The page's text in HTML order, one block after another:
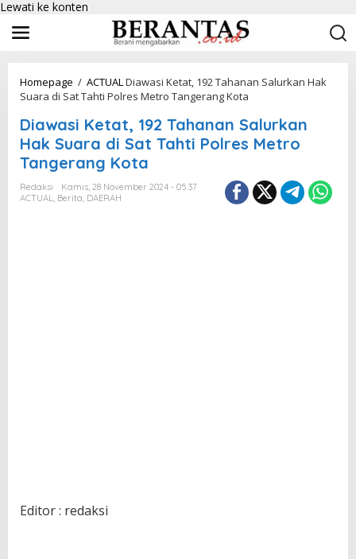
Lewati ke konten
Homepage / ACTUALDiawasi Ketat, 192 Tahanan Salurkan Hak
Suara di Sat Tahti Polres Metro Tangerang Kota
Diawasi Ketat, 192 Tahanan Salurkan
Hak Suara di Sat Tahti Polres Metro
Tangerang Kota
Redaksi
Kamis, 28 November 2024 - 05:37
ACTUAL, Berita, DAERAH
Editor : redaksi